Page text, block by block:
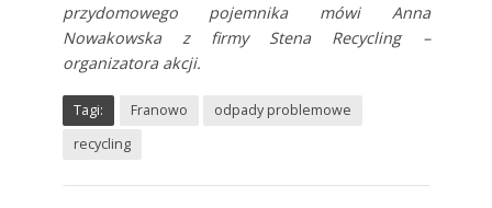
przydomowego pojemnika mówi Anna
Nowakowska z firmy Stena Recycling –
organizatora akcji.
Tagi: Franowo
odpady problemowe
recycling